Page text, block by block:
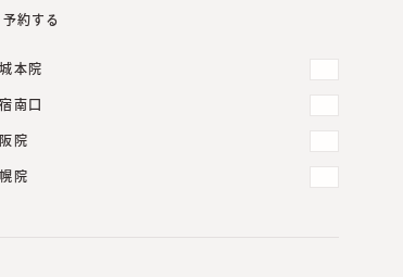
予約する
本院
南口
院
院
。広がってき